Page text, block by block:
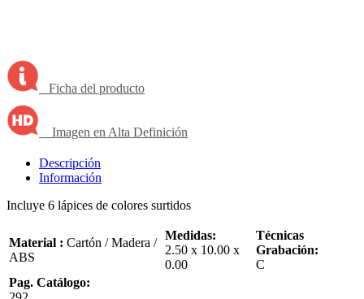
Ficha del producto
Imagen en Alta Definición
Descripción
Información
Incluye 6 lápices de colores surtidos
Material : Cartón / Madera /
ABS
Medidas:
2.50 x 10.00 x
0.00
Técnicas
Grabación:
C
Pag. Catálogo: